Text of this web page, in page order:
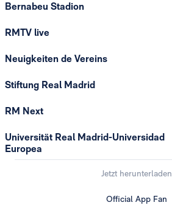
Bernabeu Stadion
RMTV live
Neuigkeiten de Vereins
Stiftung Real Madrid
RM Next
Universität Real Madrid-Universidad
Europea
Jetzt herunterladen
Official App Fan